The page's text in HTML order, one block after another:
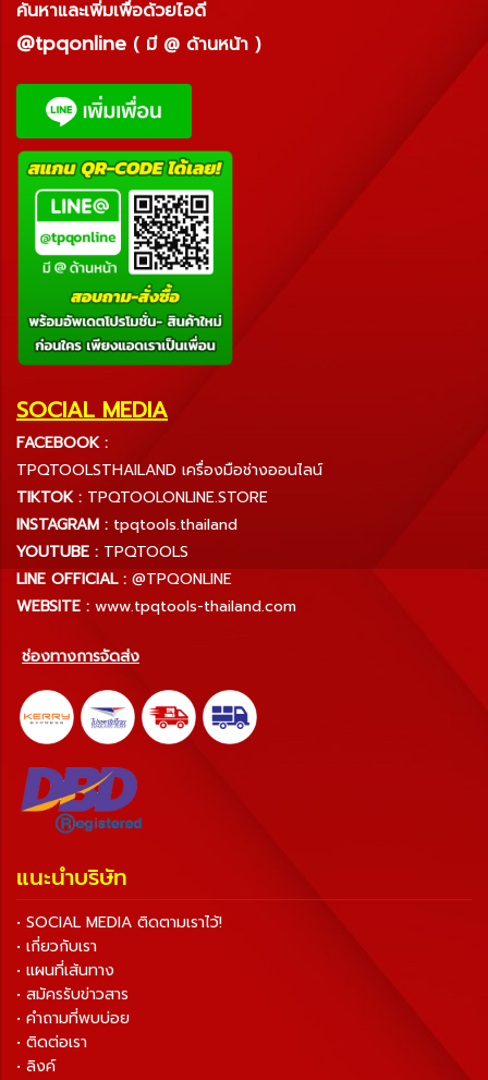
ค้นหาและเพิ่มเพื่อด้วยไอดี
@tpqonline ( มี @ ด้านหน้า )
SOCIAL MEDIA
FACEBOOK :
TPQTOOLSTHAILAND เครื่องมือช่างออนไลน์
TIKTOK : TPQTOOLONLINE.STORE
INSTAGRAM : tpqtools.thailand
YOUTUBE : TPQTOOLS
LINE OFFICIAL : @TPQONLINE
WEBSITE : www.tpqtools-thailand.com
ช่องทางการจัดส่ง
แนะนำบริษัท
• SOCIAL MEDIA ติดตามเราไว้!
• เกี่ยวกับเรา
• แผนที่เส้นทาง
• สมัครรับข่าวสาร
• คำถามที่พบบ่อย
• ติดต่อเรา
• ลิงค์